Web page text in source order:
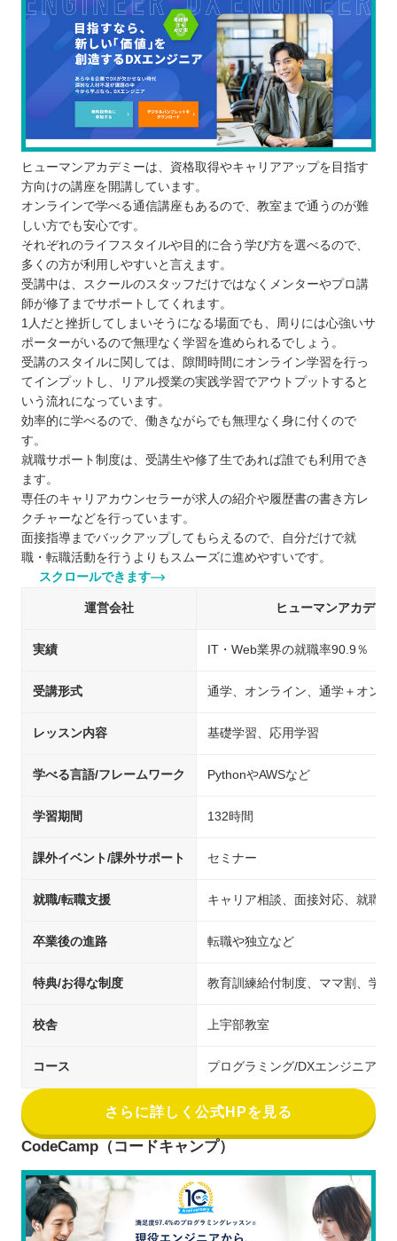
ヒューマンアカデミーは、資格取得やキャリアアップを目指す
方向けの講座を開講しています。
オンラインで学べる通信講座もあるので、教室まで通うのが難
しい方でも安心です。
それぞれのライフスタイルや目的に合う学び方を選べるので、
多くの方が利用しやすいと言えます。
受講中は、スクールのスタッフだけではなくメンターやプロ講
師が修了までサポートしてくれます。
1人だと挫折してしまいそうになる場面でも、周りには心強いサ
ポーターがいるので無理なく学習を進められるでしょう。
受講のスタイルに関しては、隙間時間にオンライン学習を行っ
てインプットし、リアル授業の実践学習でアウトプットすると
いう流れになっています。
効率的に学べるので、働きながらでも無理なく身に付くので
す。
就職サポート制度は、受講生や修了生であれば誰でも利用でき
ます。
専任のキャリアカウンセラーが求人の紹介や履歴書の書き方レ
クチャーなどを行っています。
面接指導までバックアップしてもらえるので、自分だけで就
職・転職活動を行うよりもスムーズに進めやすいです。
スクロールできます
運営会社 ヒューマンアカデミ
実績 IT・Web業界の就職率90.9％
受講形式 通学、オンライン、通学＋オンラ
レッスン内容 基礎学習、応用学習
学べる言語/フレームワーク PythonやAWSなど
学習期間 132時間
課外イベント/課外サポート セミナー
就職/転職支援 キャリア相談、面接対応、就職先
卒業後の進路 転職や独立など
特典/お得な制度 教育訓練給付制度、ママ割、学
校舎 上宇部教室
コース プログラミング/DXエンジニア
さらに詳しく公式HPを見る
CodeCamp（コードキャンプ）